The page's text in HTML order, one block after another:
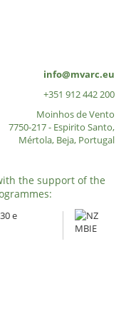
info@mvarc.eu
+351 912 442 200
Moinhos de Vento
7750-217 - Espirito Santo,
Mértola, Beja, Portugal
the support of the